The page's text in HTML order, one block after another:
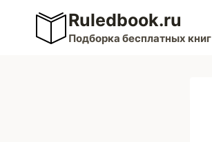
Перейти
содержимому
Ruledbook.ru
Подборка бесплатных книг